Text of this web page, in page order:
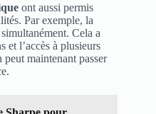
ont aussi permis
Par exemple, la
Cela a
et l’accès à plusieurs
maintenant passer